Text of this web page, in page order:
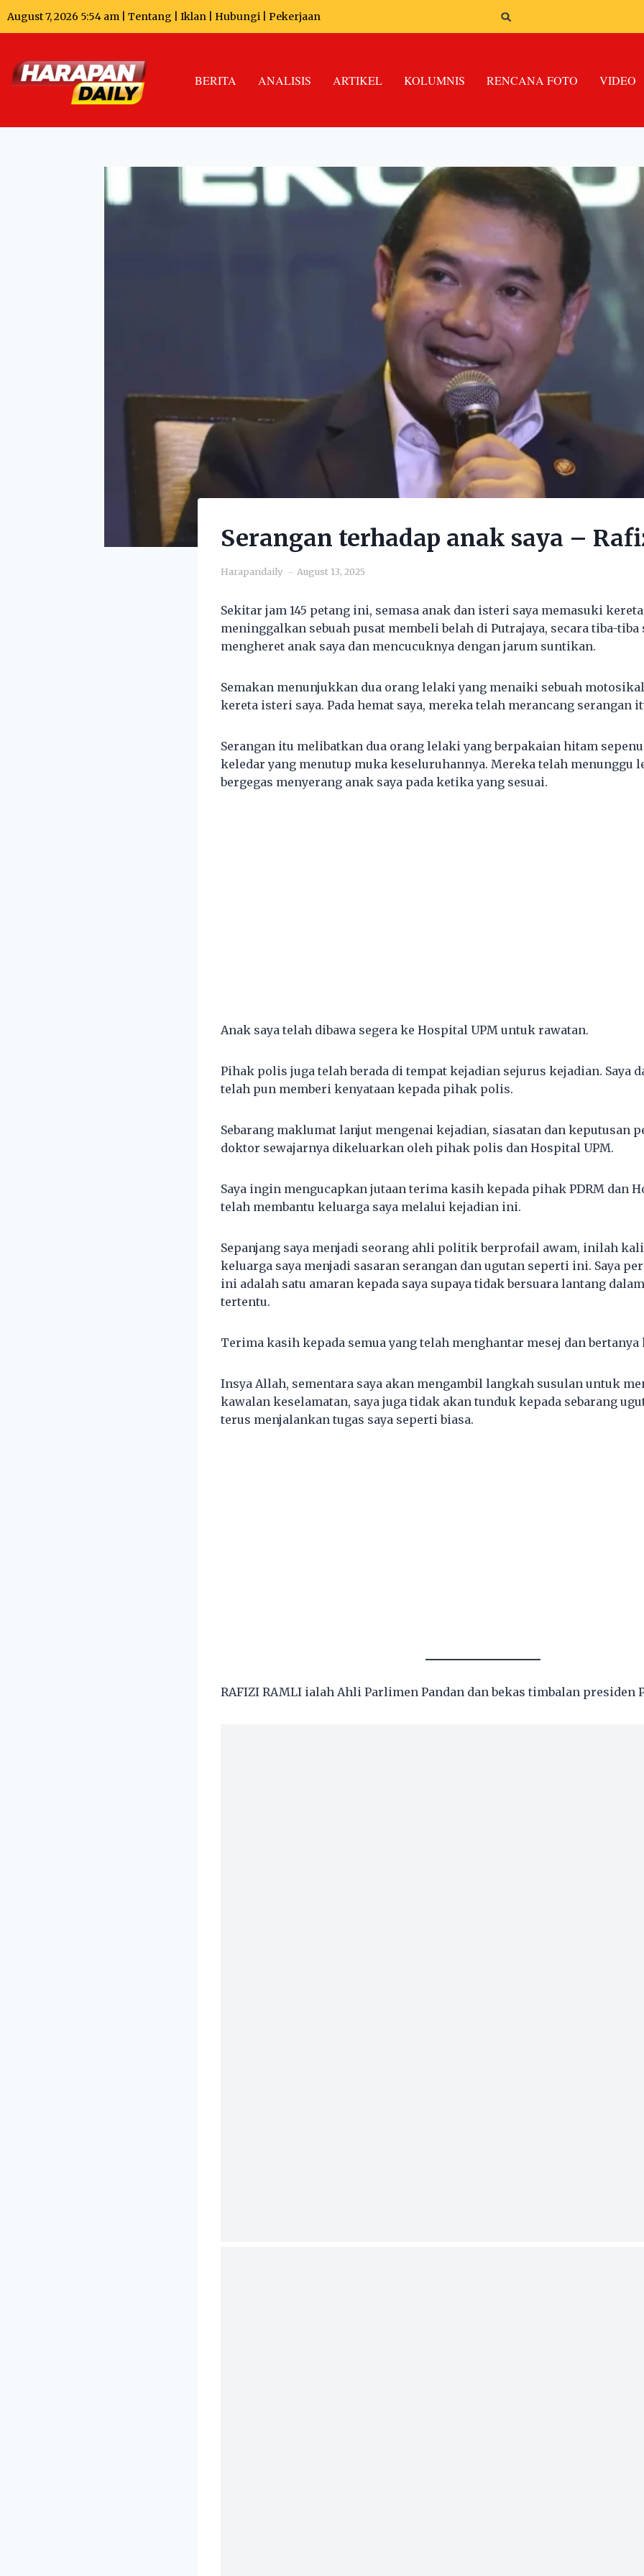
August 7, 2026 5:54 am | Tentang Iklan Hubungi Pekerjaan
BERITA ANALISIS ARTIKEL KOLUMNIS RENCANA FOTO VIDEO
Serangan terhadap anak saya –
Harapandaily August 13, 2025
Sekitar jam 145 petang ini, semasa anak dan isteri saya memasuki
meninggalkan sebuah pusat membeli belah di Putrajaya, secara tiba-
mengheret anak saya dan mencucuknya dengan jarum suntikan.
Semakan menunjukkan dua orang lelaki yang menaiki sebuah
kereta isteri saya. Pada hemat saya, mereka telah merancang serangan
Serangan itu melibatkan dua orang lelaki yang berpakaian hitam
keledar yang menutup muka keseluruhannya. Mereka telah menunggu
bergegas menyerang anak saya pada ketika yang sesuai.
Anak saya telah dibawa segera ke Hospital UPM untuk rawatan.
Pihak polis juga telah berada di tempat kejadian sejurus kejadian. Saya
telah pun memberi kenyataan kepada pihak polis.
Sebarang maklumat lanjut mengenai kejadian, siasatan dan keputusan
doktor sewajarnya dikeluarkan oleh pihak polis dan Hospital UPM.
Saya ingin mengucapkan jutaan terima kasih kepada pihak PDRM dan
telah membantu keluarga saya melalui kejadian ini.
Sepanjang saya menjadi seorang ahli politik berprofail awam, inilah
keluarga saya menjadi sasaran serangan dan ugutan seperti ini. Saya
ini adalah satu amaran kepada saya supaya tidak bersuara lantang
tertentu.
Terima kasih kepada semua yang telah menghantar mesej dan bertanya
Insya Allah, sementara saya akan mengambil langkah susulan untuk
kawalan keselamatan, saya juga tidak akan tunduk kepada sebarang
terus menjalankan tugas saya seperti biasa.
RAFIZI RAMLI ialah Ahli Parlimen Pandan dan bekas timbalan presiden